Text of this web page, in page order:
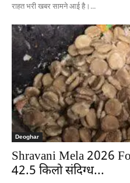
राहत भरी खबर सामने आई है।...
Deoghar
Shravani Mela 2026
42.5 किलो संदिग्ध...